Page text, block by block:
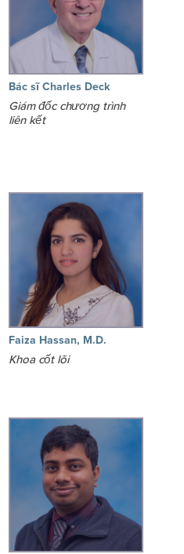
Bác sĩ Charles Deck
Giám đốc chương trình
liên kết
Faiza Hassan, M.D.
Khoa cốt lõi